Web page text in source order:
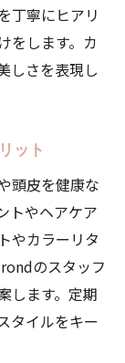
丁寧にヒアリ
をします。カ
しさを表現し
ット
頭皮を健康な
トやヘアケア
やカラーリタ
のスタッフ
します。定期
タイルをキー